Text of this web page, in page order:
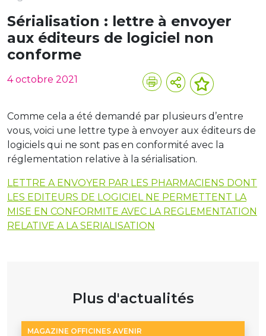
Sérialisation : lettre à envoyer
aux éditeurs de logiciel non
conforme
4 octobre 2021
Comme cela a été demandé par plusieurs d’entre
vous, voici une lettre type à envoyer aux éditeurs de
logiciels qui ne sont pas en conformité avec la
réglementation relative à la sérialisation.
LETTRE A ENVOYER PAR LES PHARMACIENS DONT
LES EDITEURS DE LOGICIEL NE PERMETTENT LA
MISE EN CONFORMITE AVEC LA REGLEMENTATION
RELATIVE A LA SERIALISATION
Plus d'actualités
MAGAZINE OFFICINES AVENIR